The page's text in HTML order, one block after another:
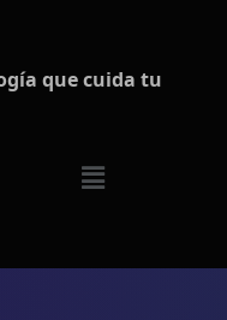
que cuida tu